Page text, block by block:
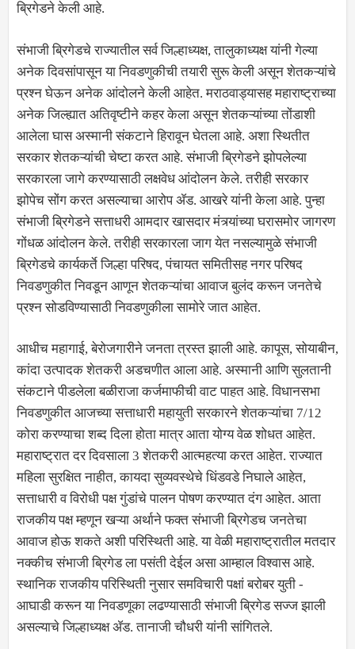
ब्रिगेडने केली आहे.
संभाजी ब्रिगेडचे राज्यातील सर्व जिल्हाध्यक्ष, तालुकाध्यक्ष यांनी गेल्या
अनेक दिवसांपासून या निवडणुकीची तयारी सुरू केली असून शेतकऱ्यांचे
प्रश्न घेऊन अनेक आंदोलने केली आहेत. मराठवाड्यासह महाराष्ट्राच्या
अनेक जिल्ह्यात अतिवृष्टीने कहर केला असून शेतकऱ्यांच्या तोंडाशी
आलेला घास अस्मानी संकटाने हिरावून घेतला आहे. अशा स्थितीत
सरकार शेतकऱ्यांची चेष्टा करत आहे. संभाजी ब्रिगेडने झोपलेल्या
सरकारला जागे करण्यासाठी लक्षवेध आंदोलन केले. तरीही सरकार
झोपेच सोंग करत असल्याचा आरोप ॲड. आखरे यांनी केला आहे. पुन्हा
संभाजी ब्रिगेडने सत्ताधरी आमदार खासदार मंत्र्यांच्या घरासमोर जागरण
गोंधळ आंदोलन केले. तरीही सरकारला जाग येत नसल्यामुळे संभाजी
ब्रिगेडचे कार्यकर्ते जिल्हा परिषद, पंचायत समितीसह नगर परिषद
निवडणुकीत निवडून आणून शेतकऱ्यांचा आवाज बुलंद करून जनतेचे
प्रश्न सोडविण्यासाठी निवडणुकीला सामोरे जात आहेत.
आधीच महागाई, बेरोजगारीने जनता त्रस्त झाली आहे. कापूस, सोयाबीन,
कांदा उत्पादक शेतकरी अडचणीत आला आहे. अस्मानी आणि सुलतानी
संकटाने पीडलेला बळीराजा कर्जमाफीची वाट पाहत आहे. विधानसभा
निवडणुकीत आजच्या सत्ताधारी महायुती सरकारने शेतकऱ्यांचा 7/12
कोरा करण्याचा शब्द दिला होता मात्र आता योग्य वेळ शोधत आहेत.
महाराष्ट्रात दर दिवसाला 3 शेतकरी आत्महत्या करत आहेत. राज्यात
महिला सुरक्षित नाहीत, कायदा सुव्यवस्थेचे धिंडवडे निघाले आहेत,
सत्ताधारी व विरोधी पक्ष गुंडांचे पालन पोषण करण्यात दंग आहेत. आता
राजकीय पक्ष म्हणून खऱ्या अर्थाने फक्त संभाजी ब्रिगेडच जनतेचा
आवाज होऊ शकते अशी परिस्थिती आहे. या वेळी महाराष्ट्रातील मतदार
नक्कीच संभाजी ब्रिगेड ला पसंती देईल असा आम्हाल विश्वास आहे.
स्थानिक राजकीय परिस्थिती नुसार समविचारी पक्षां बरोबर युती -
आघाडी करून या निवडणूका लढण्यासाठी संभाजी ब्रिगेड सज्ज झाली
असल्याचे जिल्हाध्यक्ष ॲड. तानाजी चौधरी यांनी सांगितले.